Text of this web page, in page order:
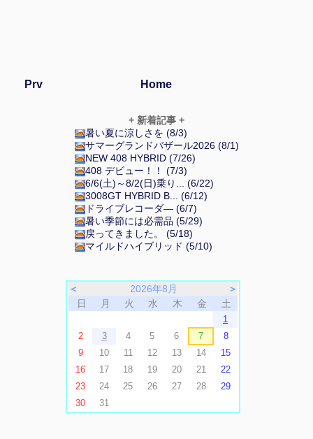
+ 新着記事 +
暑い夏に涼しさを (8/3)
サマーグランドバザール2026 (8/1)
NEW 408 HYBRID (7/26)
408 デビュー！！ (7/3)
6/6(土)～8/2(日)乗り... (6/22)
3008GT HYBRID B... (6/12)
ドライブレコーダ― (6/7)
暑い季節には必需品 (5/29)
戻ってきました。 (5/18)
マイルドハイブリッド (5/10)
＜ 2026年8月
＞
日
月 火 水 木 金 土
1
2
3 4 5 6 7
8
9
10 11 12 13 14
15
16
17 18 19 20 21
22
23
24 25 26 27 28
29
30
31
Prv Home